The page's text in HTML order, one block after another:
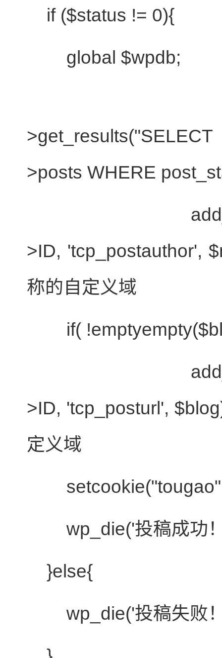
if($status != 0){
global $wpdb;
>get_results(
>posts WHERE
>ID, 'tcp_postauthor',
称的自定义域
if( !emptyempty(
>ID, 'tcp_posturl', $blog
定义域
setcookie("tougao"
wp_die('投稿成功
}else{
wp_die('投稿失败